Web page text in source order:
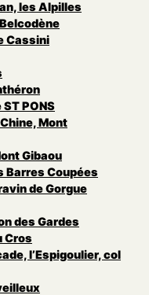
les Alpilles
Cassini
PONS
Mont
Gibaou
Coupées
de Gorgue
des Gardes
Cros
l’Espigoulier, col